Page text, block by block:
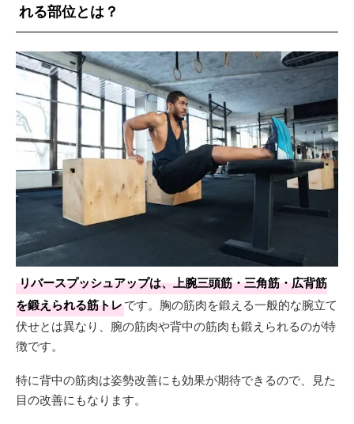
れる部位とは？
リバースプッシュアップは、上腕三頭筋・三角筋・広背筋
を鍛えられる筋トレです。胸の筋肉を鍛える一般的な腕立て
伏せとは異なり、腕の筋肉や背中の筋肉も鍛えられるのが特
徴です。
特に背中の筋肉は姿勢改善にも効果が期待できるので、見た
目の改善にもなります。